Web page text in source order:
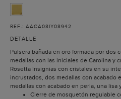
REF.: AACA08IY08942
DETALLE
Pulsera bañada en oro formada por dos
medallas con las iniciales de Carolina y
Rosetta Insignias con cristales en su
incrustados, dos medallas con acabado
medallas con acabado en perla, una lisa
Cierre de mosquetón regulable